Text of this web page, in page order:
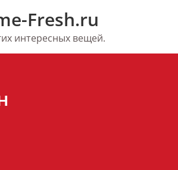
Fresh.ru
интересных вещей.